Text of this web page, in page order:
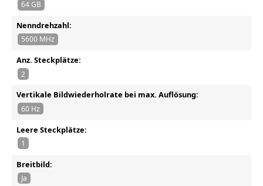
64 GB
Nenndrehzahl:
5600 MHz
Anz. Steckplätze:
2
Vertikale Bildwiederholrate bei max. Auflösung:
60 Hz
Leere Steckplätze:
1
Breitbild:
Ja